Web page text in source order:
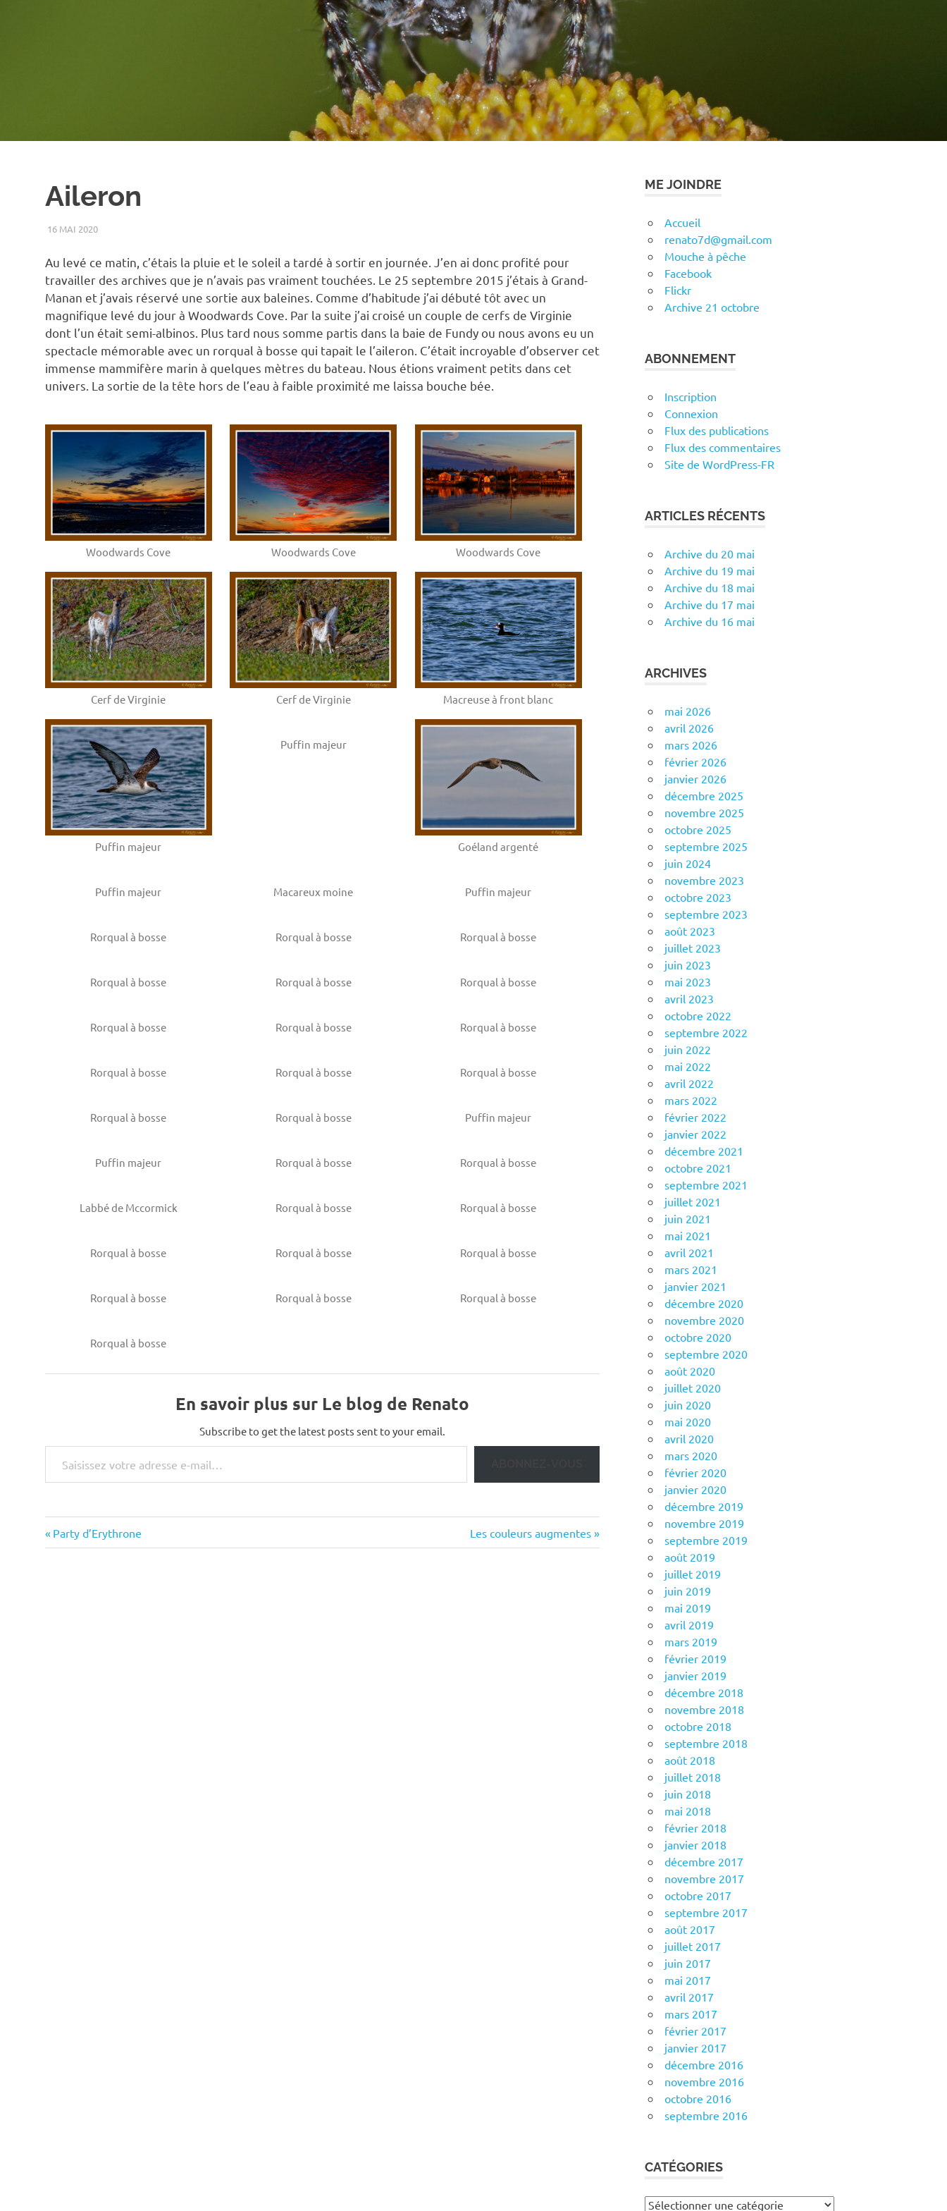
Aileron
16 MAI 2020RENATO
2015
Au levé ce matin, c’étais la pluie et le soleil a tardé à sortir en journée. J’en ai donc profité pour
travailler des archives que je n’avais pas vraiment touchées. Le 25 septembre 2015 j’étais à Grand-
Manan et j’avais réservé une sortie aux baleines. Comme d’habitude j’ai débuté tôt avec un
magnifique levé du jour à Woodwards Cove. Par la suite j’ai croisé un couple de cerfs de Virginie
dont l’un était semi-albinos. Plus tard nous somme partis dans la baie de Fundy ou nous avons eu un
spectacle mémorable avec un rorqual à bosse qui tapait le l’aileron. C’était incroyable d’observer cet
immense mammifère marin à quelques mètres du bateau. Nous étions vraiment petits dans cet
univers. La sortie de la tête hors de l’eau à faible proximité me laissa bouche bée.
Woodwards Cove Woodwards Cove Woodwards Cove
Cerf de Virginie Cerf de Virginie Macreuse à front blanc
Puffin majeur
Puffin majeur
Goéland argenté
Puffin majeur Macareux moine Puffin majeur
Rorqual à bosse Rorqual à bosse Rorqual à bosse
Rorqual à bosse Rorqual à bosse Rorqual à bosse
Rorqual à bosse Rorqual à bosse Rorqual à bosse
Rorqual à bosse Rorqual à bosse Rorqual à bosse
Rorqual à bosse Rorqual à bosse Puffin majeur
Puffin majeur Rorqual à bosse Rorqual à bosse
Labbé de Mccormick Rorqual à bosse Rorqual à bosse
Rorqual à bosse Rorqual à bosse Rorqual à bosse
Rorqual à bosse Rorqual à bosse Rorqual à bosse
Rorqual à bosse
En savoir plus sur Le blog de Renato
Subscribe to get the latest posts sent to your email.
Saisissez votre adresse e-mail…
Navigation
Previous
Post:
Party d’Erythrone
Next
Post:
Les couleurs augmentes
ME JOINDRE
Accueil
renato7d@gmail.com
Mouche à pêche
Facebook
Flickr
Archive 21 octobre
ABONNEMENT
Inscription
Connexion
Flux des publications
Flux des commentaires
Site de WordPress-FR
ARTICLES RÉCENTS
Archive du 20 mai
Archive du 19 mai
Archive du 18 mai
Archive du 17 mai
Archive du 16 mai
ARCHIVES
mai 2026
avril 2026
mars 2026
février 2026
janvier 2026
décembre 2025
novembre 2025
octobre 2025
septembre 2025
juin 2024
novembre 2023
octobre 2023
septembre 2023
août 2023
juillet 2023
juin 2023
mai 2023
avril 2023
octobre 2022
septembre 2022
juin 2022
mai 2022
avril 2022
mars 2022
février 2022
janvier 2022
décembre 2021
octobre 2021
septembre 2021
juillet 2021
juin 2021
mai 2021
avril 2021
mars 2021
janvier 2021
décembre 2020
novembre 2020
octobre 2020
septembre 2020
août 2020
juillet 2020
juin 2020
mai 2020
avril 2020
mars 2020
février 2020
janvier 2020
décembre 2019
novembre 2019
septembre 2019
août 2019
juillet 2019
juin 2019
mai 2019
avril 2019
mars 2019
février 2019
janvier 2019
décembre 2018
novembre 2018
octobre 2018
septembre 2018
août 2018
juillet 2018
juin 2018
mai 2018
février 2018
janvier 2018
décembre 2017
novembre 2017
octobre 2017
septembre 2017
août 2017
juillet 2017
juin 2017
mai 2017
avril 2017
mars 2017
février 2017
janvier 2017
décembre 2016
novembre 2016
octobre 2016
septembre 2016
CATÉGORIES
Catégories